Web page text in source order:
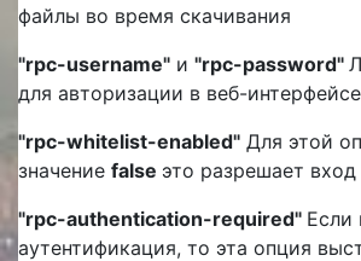
файлы во время скачивания
"rpc-username" и "rpc-password"
для авторизации в веб-интерфейсе
"rpc-whitelist-enabled" Для этой
значение false это разрешает
"rpc-authentication-required" Если
аутентификация, то эта опция